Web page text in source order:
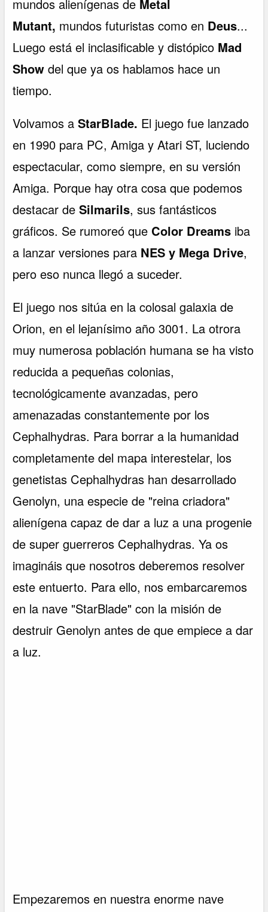
mundos alienígenas de Metal
Mutant, mundos futuristas como en Deus...
Luego está el inclasificable y distópico Mad
Show del que ya os hablamos hace un
tiempo.
Volvamos aStarBlade. El juego fue lanzado
en 1990 para PC, Amiga y Atari ST, luciendo
espectacular, como siempre, en su versión
Amiga. Porque hay otra cosa que podemos
destacar deSilmarils, sus fantásticos
gráficos. Se rumoreó que Color Dreams iba
a lanzar versiones para NES y Mega Drive,
pero eso nunca llegó a suceder.
El juego nos sitúa en la colosal galaxia de
Orion, en el lejanísimo año 3001. La otrora
muy numerosa población humana se ha visto
reducida a pequeñas colonias,
tecnológicamente avanzadas, pero
amenazadas constantemente por los
Cephalhydras. Para borrar a la humanidad
completamente del mapa interestelar, los
genetistas Cephalhydras han desarrollado
Genolyn, una especie de "reina criadora"
alienígena capaz de dar a luz a una progenie
de super guerreros Cephalhydras. Ya os
imagináis que nosotros deberemos resolver
este entuerto. Para ello, nos embarcaremos
en la nave "StarBlade" con la misión de
destruir Genolyn antes de que empiece a dar
a luz.
Empezaremos en nuestra enorme nave